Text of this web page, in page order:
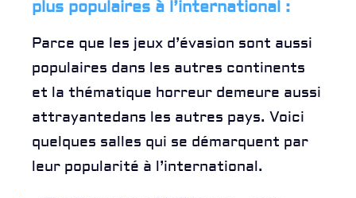
plus populaires à l’international :
Parce que les jeux d’évasion sont aussi
populaires dans les autres continents
et la thématique horreur demeure aussi
attrayantedans les autres pays. Voici
quelques salles qui se démarquent par
leur popularité à l’international.